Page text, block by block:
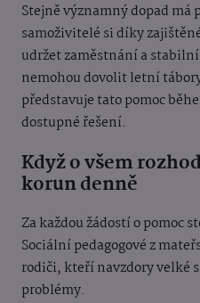
Stejně významný dopad má
samoživitelé si díky
udržet zaměstnání a
nemohou dovolit letní
představuje tato pomoc
dostupné řešení.
Když o všem
korun denně
Za každou žádostí o pomoc
Sociální pedagogové z
rodiči, kteří navzdory velké
problémy.